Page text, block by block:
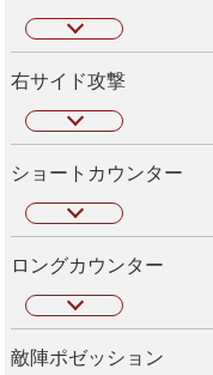
右サイド攻撃
ショートカウンター
ロングカウンター
敵陣ポゼッション